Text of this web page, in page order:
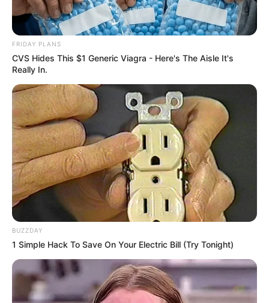
FRIDAY PLANS
CVS Hides This $1 Generic Viagra - Here's The Aisle It's
Really In.
BUZZDAY
1 Simple Hack To Save On Your Electric Bill (Try Tonight)